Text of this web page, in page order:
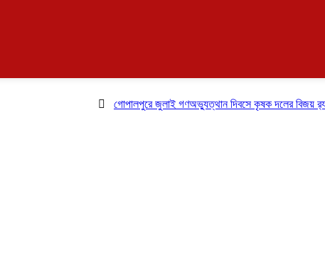
গোপালপুরে জুলাই গণঅভ্যুত্থান দিবসে কৃষক দলের বিজয় র‍্যালি